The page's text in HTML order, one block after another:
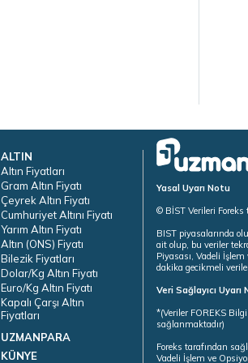
ALTIN
Altın Fiyatları
Gram Altın Fiyatı
Çeyrek Altın Fiyatı
Cumhuriyet Altını Fiyatı
Yarım Altın Fiyatı
Altın (ONS) Fiyatı
Bilezik Fiyatları
Dolar/Kg Altın Fiyatı
Euro/Kg Altın Fiyatı
Kapalı Çarşı Altın
Fiyatları
UZMANPARA
KÜNYE
Yasal Uyarı Notu
© BİST Verileri
BIST piyasalarında
ait olup, bu veriler
Piyasası, Vadeli
dakika gecikmeli
Veri Sağlayıcı Uyarı
*(Veriler FOREKS
sağlanmaktadır)
Foreks tarafından
Vadeli İşlem ve